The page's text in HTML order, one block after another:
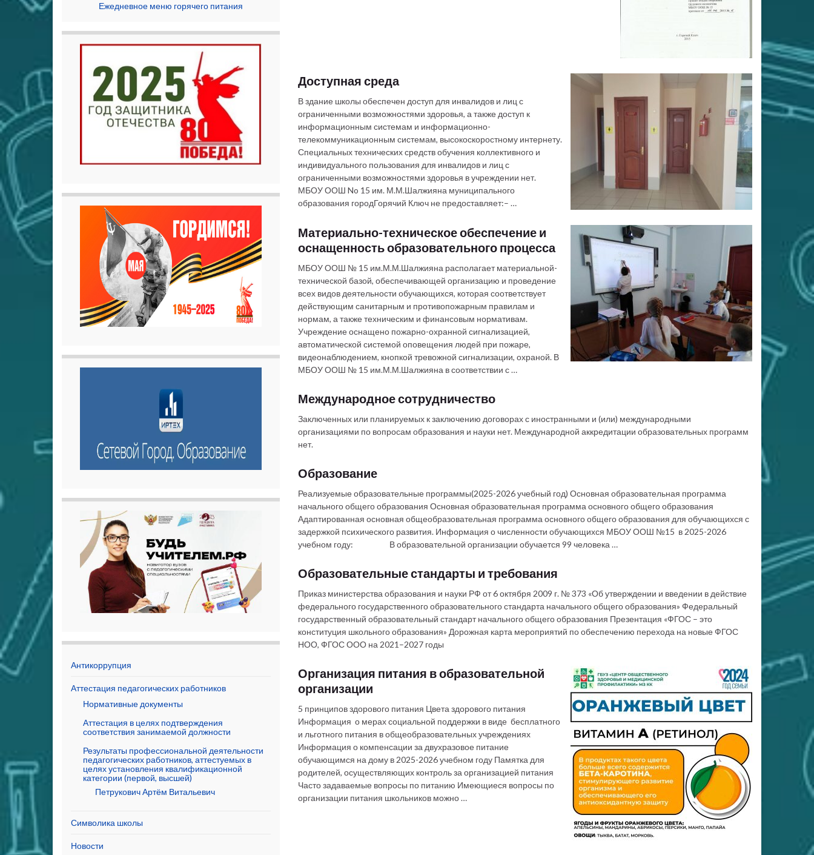
Доступная среда
В здание школы обеспечен доступ для инвалидов и лиц с
ограниченными возможностями здоровья, а также доступ к
информационным системам и информационно-
телекоммуникационным системам, высокоскоростному интернету.
Специальных технических средств обучения коллективного и
индивидуального пользования для инвалидов и лиц с
ограниченными возможностями здоровья в учреждении нет.
МБОУ ООШ No 15 им. М.М.Шалжияна муниципального
образования городГорячий Ключ не предоставляет:– …
Материально-техническое обеспечение и
оснащенность образовательного процесса
МБОУ ООШ № 15 им.М.М.Шалжияна располагает материальной-
технической базой, обеспечивающей организацию и проведение
всех видов деятельности обучающихся, которая соответствует
действующим санитарным и противопожарным правилам и
нормам, а также техническим и финансовым нормативам.
Учреждение оснащено пожарно-охранной сигнализацией,
автоматической системой оповещения людей при пожаре,
видеонаблюдением, кнопкой тревожной сигнализации, охраной. В
МБОУ ООШ № 15 им.М.М.Шалжияна в соответствии с …
Международное сотрудничество
Заключенных или планируемых к заключению договорах с иностранными и (или) международными
организациями по вопросам образования и науки нет. Международной аккредитации образовательных программ
нет.
Образование
Реализуемые образовательные программы(2025-2026 учебный год) Основная образовательная программа
начального общего образования Основная образовательная программа основного общего образования
Адаптированная основная общеобразовательная программа основного общего образования для обучающихся с
задержкой психического развития. Информация о численности обучающихся МБОУ ООШ №15 в 2025-2026
учебном году: В образовательной организации обучается 99 человека …
Образовательные стандарты и требования
Приказ министерства образования и науки РФ от 6 октября 2009 г. № 373 «Об утверждении и введении в действие
федерального государственного образовательного стандарта начального общего образования» Федеральный
государственный образовательный стандарт начального общего образования Презентация «ФГОС – это
конституция школьного образования» Дорожная карта мероприятий по обеспечению перехода на новые ФГОС
НОО, ФГОС ООО на 2021–2027 годы
Организация питания в образовательной
организации
5 принципов здорового питания Цвета здорового питания
Информация о мерах социальной поддержки в виде бесплатного
и льготного питания в общеобразовательных учреждениях
Информация о компенсации за двухразовое питание
обучающимся на дому в 2025-2026 учебном году Памятка для
родителей, осуществляющих контроль за организацией питания
Часто задаваемые вопросы по питанию Имеющиеся вопросы по
организации питания школьников можно …
Ежедневное меню горячего питания
Антикоррупция
Аттестация педагогических работников
Нормативные документы
Аттестация в целях подтверждения
соответствия занимаемой должности
Результаты профессиональной деятельности
педагогических работников, аттестуемых в
целях установления квалификационной
категории (первой, высшей)
Петрукович Артём Витальевич
Символика школы
Новости